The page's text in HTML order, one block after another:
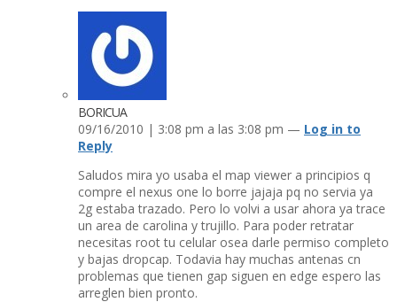
BORICUA
09/16/2010 | 3:08 pm a las 3:08 pm — Log in to
Reply
Saludos mira yo usaba el map viewer a principios q
compre el nexus one lo borre jajaja pq no servia ya
2g estaba trazado. Pero lo volvi a usar ahora ya trace
un area de carolina y trujillo. Para poder retratar
necesitas root tu celular osea darle permiso completo
y bajas dropcap. Todavia hay muchas antenas cn
problemas que tienen gap siguen en edge espero las
arreglen bien pronto.